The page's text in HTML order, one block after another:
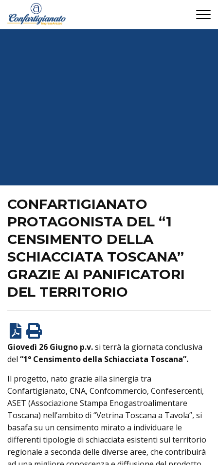
CONFARTIGIANATO
PROTAGONISTA DEL “1
CENSIMENTO DELLA
SCHIACCIATA TOSCANA”
GRAZIE AI PANIFICATORI
DEL TERRITORIO
Giovedì 26 Giugno p.v.si terrà la giornata conclusiva
del “1° Censimento della Schiacciata Toscana”.
Il progetto, nato grazie alla sinergia tra
Confartigianato, CNA, Confcommercio, Confesercenti,
ASET (Associazione Stampa Enogastroalimentare
Toscana) nell’ambito di “Vetrina Toscana a Tavola”, si
basafa su un censimento mirato a individuare le
differenti tipologie di schiacciata esistenti sul territorio
regionale a seconda delle diverse aree, che contribuirà